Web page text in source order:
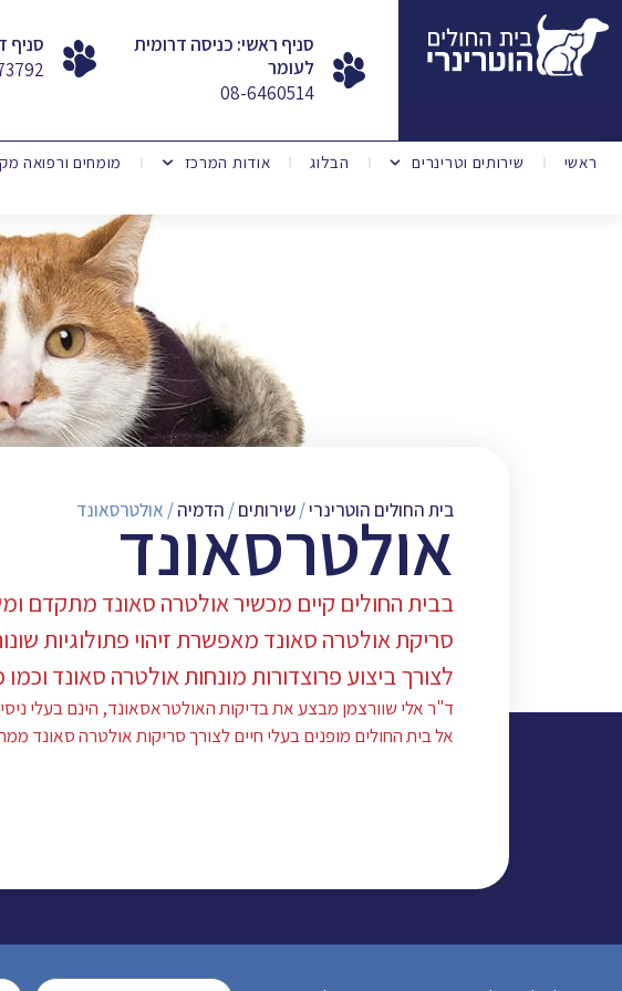
סניף ראשי: כניסה דרומית
לעומר
08-6460514
סניף
ראשי שירותים וטרינרים הבלוג אודות המרכז מומחים ורפואה
בית החולים הוטרינרי/שירותים/ הדמיה/ אולטרסאונדאולטרסאונד
בבית החולים קיים מכשיר אולטרה סאונד מתקדם
סריקת אולטרה סאונד מאפשרת זיהוי פתולוגיות
לצורך ביצוע פרוצדורות מונחות אולטרה סאונד וכמו כן,
ד"ר אלי שוורצמן מבצע את בדיקות האולטראסאונד, הינם בעלי
אל בית החולים מופנים בעלי חיים לצורך סריקות אולטרה סאונד